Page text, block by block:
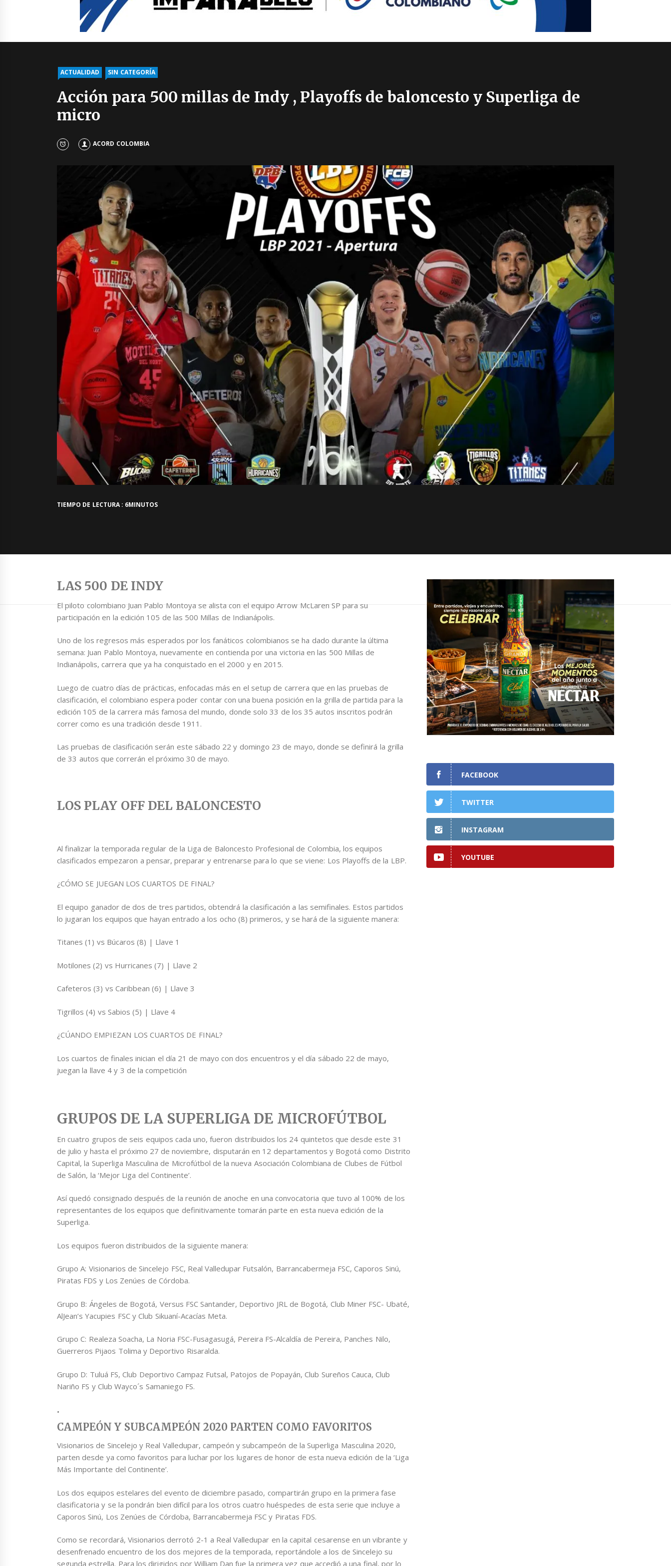
ACTUALIDAD SIN CATEGORÍA
Acción para 500 millas de Indy , Playoffs de baloncesto y Superliga de
micro
ACORD COLOMBIA
TIEMPO DE LECTURA : 6MINUTOS
LAS 500 DE INDY
El piloto colombiano Juan Pablo Montoya se alista con el equipo Arrow McLaren SP para su
participación en la edición 105 de las 500 Millas de Indianápolis.
Uno de los regresos más esperados por los fanáticos colombianos se ha dado durante la última
semana: Juan Pablo Montoya, nuevamente en contienda por una victoria en las 500 Millas de
Indianápolis, carrera que ya ha conquistado en el 2000 y en 2015.
Luego de cuatro días de prácticas, enfocadas más en el setup de carrera que en las pruebas de
clasificación, el colombiano espera poder contar con una buena posición en la grilla de partida para la
edición 105 de la carrera más famosa del mundo, donde solo 33 de los 35 autos inscritos podrán
correr como es una tradición desde 1911.
Las pruebas de clasificación serán este sábado 22 y domingo 23 de mayo, donde se definirá la grilla
de 33 autos que correrán el próximo 30 de mayo.
LOS PLAY OFF DEL BALONCESTO
Al finalizar la temporada regular de la Liga de Baloncesto Profesional de Colombia, los equipos
clasificados empezaron a pensar, preparar y entrenarse para lo que se viene: Los Playoffs de la LBP.
¿CÓMO SE JUEGAN LOS CUARTOS DE FINAL?
El equipo ganador de dos de tres partidos, obtendrá la clasificación a las semifinales. Estos partidos
lo jugaran los equipos que hayan entrado a los ocho (8) primeros, y se hará de la siguiente manera:
Titanes (1) vs Búcaros (8) | Llave 1
Motilones (2) vs Hurricanes (7) | Llave 2
Cafeteros (3) vs Caribbean (6) | Llave 3
Tigrillos (4) vs Sabios (5) | Llave 4
¿CÚANDO EMPIEZAN LOS CUARTOS DE FINAL?
Los cuartos de finales inician el día 21 de mayo con dos encuentros y el día sábado 22 de mayo,
juegan la llave 4 y 3 de la competición
GRUPOS DE LA SUPERLIGA DE MICROFÚTBOL
En cuatro grupos de seis equipos cada uno, fueron distribuidos los 24 quintetos que desde este 31
de julio y hasta el próximo 27 de noviembre, disputarán en 12 departamentos y Bogotá como Distrito
Capital, la Superliga Masculina de Microfútbol de la nueva Asociación Colombiana de Clubes de Fútbol
de Salón, la ‘Mejor Liga del Continente’.
Así quedó consignado después de la reunión de anoche en una convocatoria que tuvo al 100% de los
representantes de los equipos que definitivamente tomarán parte en esta nueva edición de la
Superliga.
Los equipos fueron distribuidos de la siguiente manera:
Grupo A: Visionarios de Sincelejo FSC, Real Valledupar Futsalón, Barrancabermeja FSC, Caporos Sinú,
Piratas FDS y Los Zenúes de Córdoba.
Grupo B: Ángeles de Bogotá, Versus FSC Santander, Deportivo JRL de Bogotá, Club Miner FSC- Ubaté,
AlJean’s Yacupies FSC y Club Sikuaní-Acacías Meta.
Grupo C: Realeza Soacha, La Noria FSC-Fusagasugá, Pereira FS-Alcaldía de Pereira, Panches Nilo,
Guerreros Pijaos Tolima y Deportivo Risaralda.
Grupo D: Tuluá FS, Club Deportivo Campaz Futsal, Patojos de Popayán, Club Sureños Cauca, Club
Nariño FS y Club Wayco´s Samaniego FS.
.
CAMPEÓN Y SUBCAMPEÓN 2020 PARTEN COMO FAVORITOS
Visionarios de Sincelejo y Real Valledupar, campeón y subcampeón de la Superliga Masculina 2020,
parten desde ya como favoritos para luchar por los lugares de honor de esta nueva edición de la ‘Liga
Más Importante del Continente’.
Los dos equipos estelares del evento de diciembre pasado, compartirán grupo en la primera fase
clasificatoria y se la pondrán bien difícil para los otros cuatro huéspedes de esta serie que incluye a
Caporos Sinú, Los Zenúes de Córdoba, Barrancabermeja FSC y Piratas FDS.
Como se recordará, Visionarios derrotó 2-1 a Real Valledupar en la capital cesarense en un vibrante y
desenfrenado encuentro de los dos mejores de la temporada, reportándole a los de Sincelejo su
segunda estrella. Para los dirigidos por William Dan fue la primera vez que accedió a una final, por lo
FACEBOOK
TWITTER
INSTAGRAM
YOUTUBE